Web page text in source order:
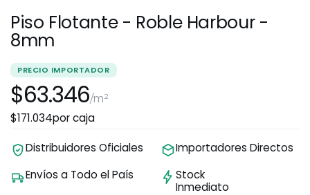
Piso Flotante - Roble Harbour -
8mm
PRECIO IMPORTADOR
$63.346/m²
$171.034por caja
Distribuidores Oficiales
Importadores Directos
Envíos a Todo el País
Stock
Inmediato